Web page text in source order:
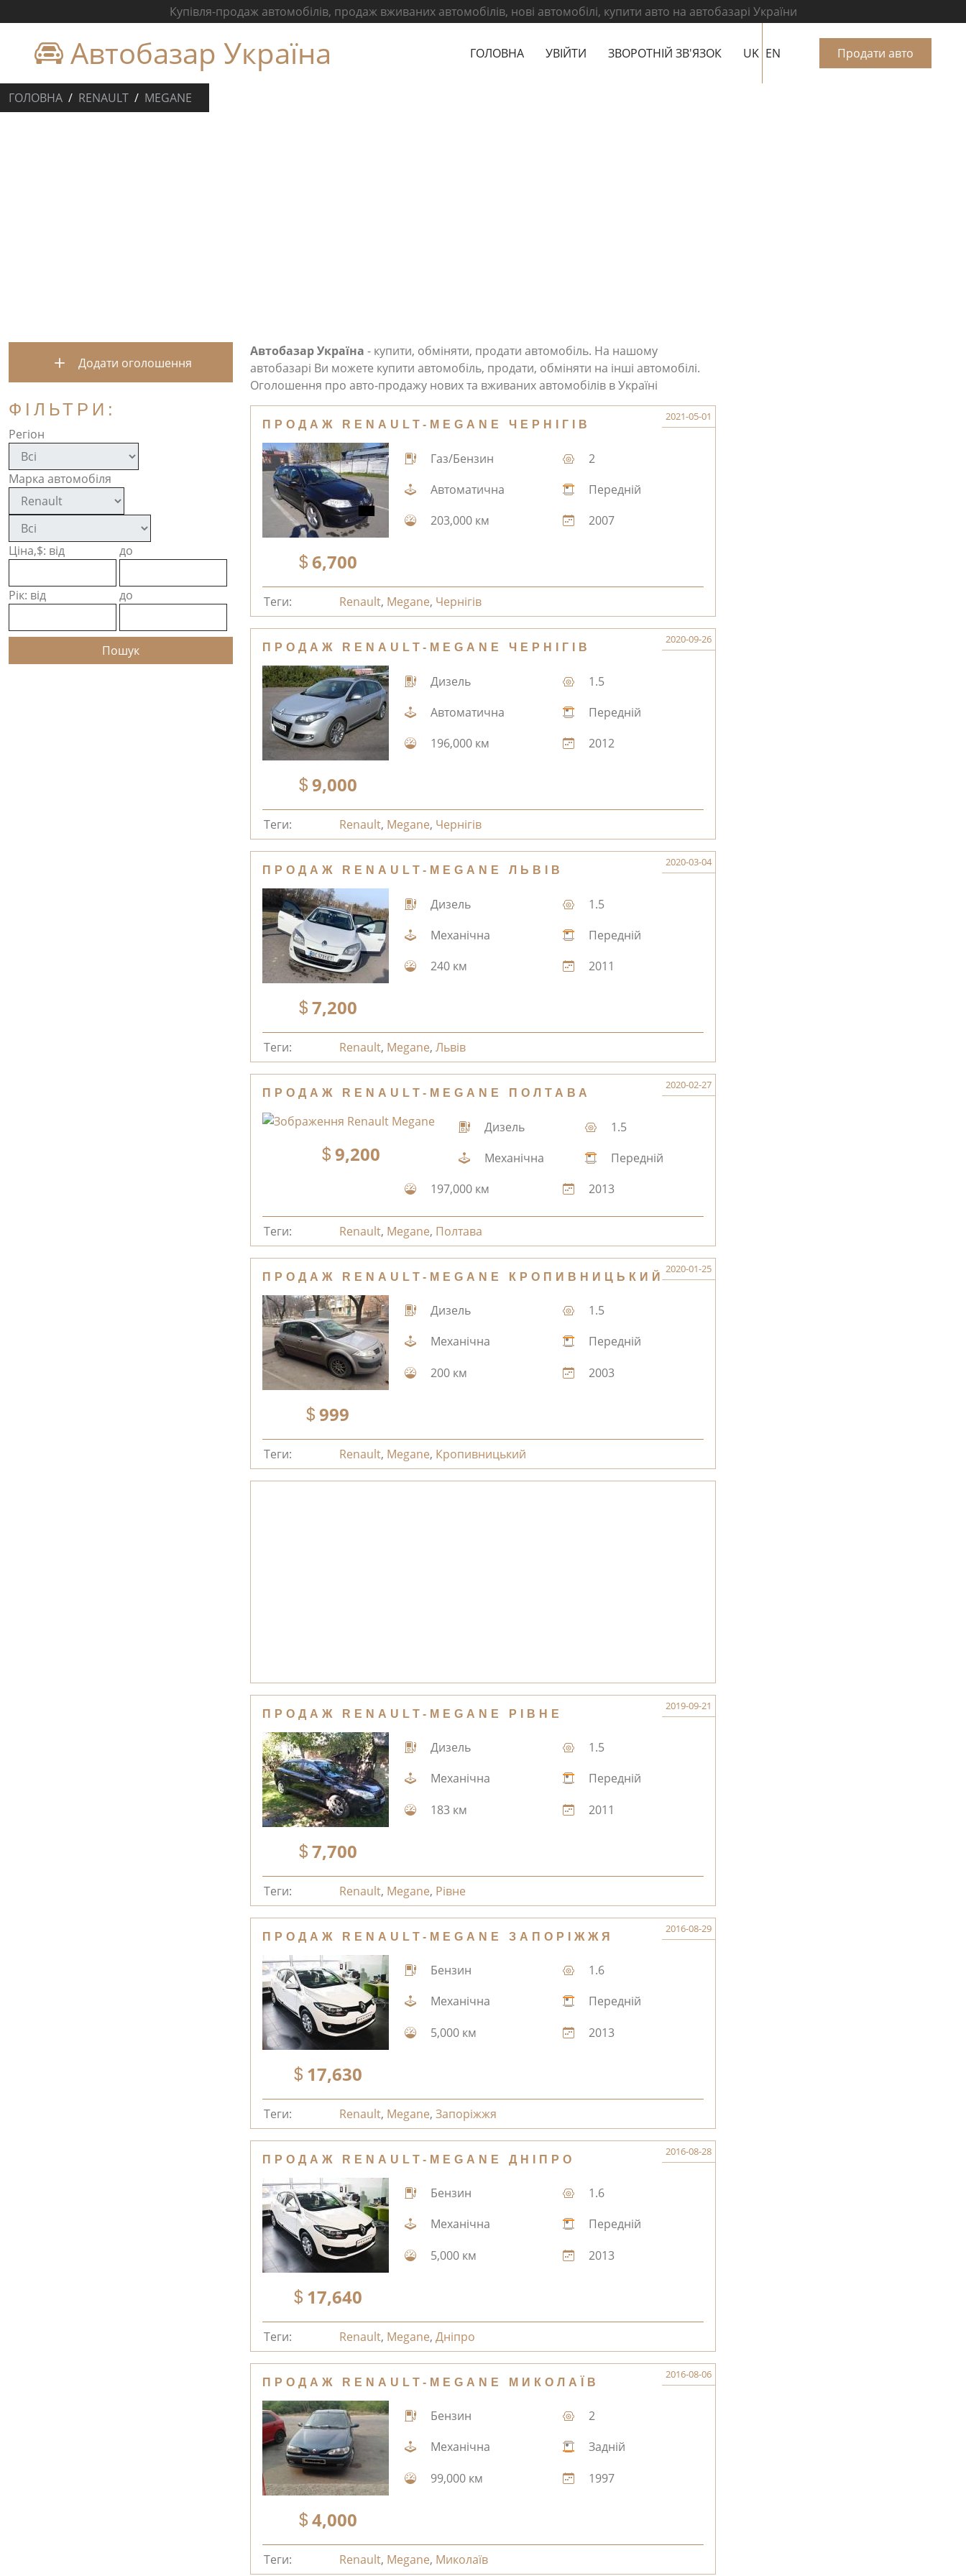
Купівля-продаж автомобілів, продаж вживаних автомобілів, нові автомобілі, купити авто на автобазарі України
Автобазар Україна ГОЛОВНА УВІЙТИ ЗВОРОТНІЙ ЗВ'ЯЗОК UK EN Продати авто
ГОЛОВНА RENAULT MEGANE
Додати оголошення
ФІЛЬТРИ:
Регіон
Марка автомобіля
Ціна,$: від до
Рік: від до
Автобазар Україна - купити, обміняти, продати автомобіль. На нашому
автобазарі Ви можете купити автомобіль, продати, обміняти на інші автомобілі.
Оголошення про авто-продажу нових та вживаних автомобілів в Україні
ПРОДАЖ RENAULT-MEGANE ЧЕРНІГІВ
2021-05-01
6,700
Газ/Бензин
2
Автоматична
Передній
203,000 км
2007
Теги: Renault, Megane, Чернігів
ПРОДАЖ RENAULT-MEGANE ЧЕРНІГІВ
2020-09-26
9,000
Дизель
1.5
Автоматична
Передній
196,000 км
2012
Теги: Renault, Megane, Чернігів
ПРОДАЖ RENAULT-MEGANE ЛЬВІВ
2020-03-04
7,200
Дизель
1.5
Механічна
Передній
240 км
2011
Теги: Renault, Megane,Львів
ПРОДАЖ RENAULT-MEGANE ПОЛТАВА
2020-02-27
9,200
Дизель
1.5
Механічна
Передній
197,000 км
2013
Теги: Renault, Megane, Полтава
ПРОДАЖ RENAULT-MEGANE КРОПИВНИЦЬКИЙ
2020-01-25
999
Дизель
1.5
Механічна
Передній
200 км
2003
Теги: Renault, Megane, Кропивницький
ПРОДАЖ RENAULT-MEGANE РІВНЕ
2019-09-21
7,700
Дизель
1.5
Механічна
Передній
183 км
2011
Теги: Renault, Megane, Рівне
ПРОДАЖ RENAULT-MEGANE ЗАПОРІЖЖЯ
2016-08-29
17,630
Бензин
1.6
Механічна
Передній
5,000 км
2013
Теги: Renault, Megane,Запоріжжя
ПРОДАЖ RENAULT-MEGANE ДНІПРО
2016-08-28
17,640
Бензин
1.6
Механічна
Передній
5,000 км
2013
Теги: Renault, Megane,Дніпро
ПРОДАЖ RENAULT-MEGANE МИКОЛАЇВ
2016-08-06
4,000
Бензин
2
Механічна
Задній
99,000 км
1997
Теги: Renault, Megane, Миколаїв